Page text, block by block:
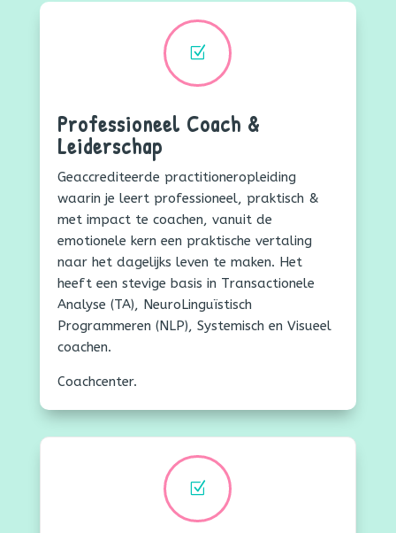
Z
Professioneel Coach &
Leiderschap
Geaccrediteerde practitioneropleiding
waarin je leert professioneel, praktisch &
met impact te coachen, vanuit de
emotionele kern een praktische vertaling
naar het dagelijks leven te maken. Het
heeft een stevige basis in Transactionele
Analyse (TA), NeuroLinguïstisch
Programmeren (NLP), Systemisch en Visueel
coachen.
Coachcenter.
Z